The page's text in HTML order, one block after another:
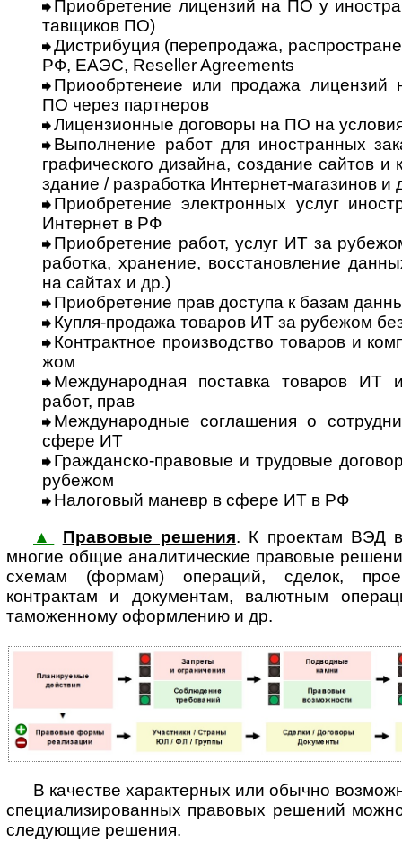
Приобретение лицензий на ПО у
тав­щи­ков ПО)
Дистрибуция (перепродажа,
РФ, ЕАЭС, Reseller Agreements
Приообртенеие или продажа лицензий
ПО через партнеров
Лицензионные договоры на ПО на
Выполнение работ для иностранных
гра­фи­чес­ко­го дизайна, создание сайтов и
зда­ние / разработка Интернет-магазинов и
Приобретение электронных услуг
Ин­тер­нет в РФ
Приобретение работ, услуг ИТ за
ра­бот­ка, хранение, восстановление
на сайтах и др.)
Приобретение прав доступа к базам
Купля-продажа товаров ИТ за рубежом
Контрактное производство товаров и
жом
Международная поставка товаров ИТ
работ, прав
Международные соглашения о
сфере ИТ
Гражданско-правовые и трудовые
рубежом
Налоговый маневр в сфере ИТ в РФ
▲
Правовые решения. К проектам ВЭД
многие общие аналитические правовые
схемам (формам) операций, сделок,
контрактам и документам, валютным
таможенному оформлению и др.
В качестве характерных или обычно
специализированных правовых решений
следующие решения.